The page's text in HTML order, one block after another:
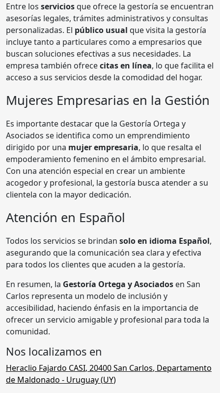
Entre los serviciosque ofrece la gestoría se encuentran
asesorías legales, trámites administrativos y consultas
personalizadas. El público usual que visita la gestoría
incluye tanto a particulares como a empresarios que
buscan soluciones efectivas a sus necesidades. La
empresa también ofrececitas en línea, lo que facilita el
acceso a sus servicios desde la comodidad del hogar.
Mujeres Empresarias en la Gestión
Es importante destacar que la Gestoría Ortega y
Asociados se identifica como un emprendimiento
dirigido por una mujer empresaria, lo que resalta el
empoderamiento femenino en el ámbito empresarial.
Con una atención especial en crear un ambiente
acogedor y profesional, la gestoría busca atender a su
clientela con la mayor dedicación.
Atención en Español
Todos los servicios se brindan solo en idioma Español,
asegurando que la comunicación sea clara y efectiva
para todos los clientes que acuden a la gestoría.
En resumen, la Gestoría Ortega y Asociados en San
Carlos representa un modelo de inclusión y
accesibilidad, haciendo énfasis en la importancia de
ofrecer un servicio amigable y profesional para toda la
comunidad.
Nos localizamos en
Heraclio Fajardo CASI, 20400San Carlos, Departamento
de Maldonado - Uruguay (UY)